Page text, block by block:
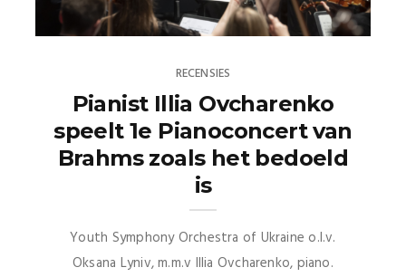
RECENSIES
Pianist Illia Ovcharenko
speelt 1e Pianoconcert van
Brahms zoals het bedoeld
is
Youth Symphony Orchestra of Ukraine o.l.v.
Oksana Lyniv, m.m.v Illia Ovcharenko, piano.